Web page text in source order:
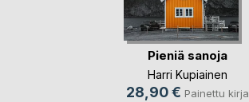
Pieniä sanoja
Harri Kupiainen
28,90 € Painettu kirja